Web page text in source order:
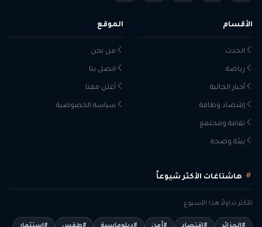
الأقسام
الحدث
رياضة
أخبار الجالية
إقتصاد وطاقة
ثقافة ومجتمع
بيئة وصحة
الموقع
من نحن
اتصل بنا
أعلن معنا
سياسة الخصوصية
هاشتاغات الأكثر شيوعاً
الأكثر تداولاً هذا الأسبوع